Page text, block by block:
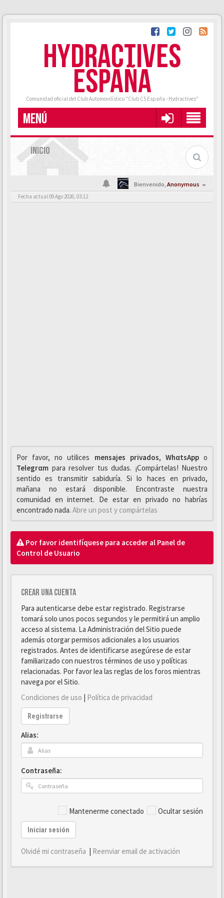
HYDRACTIVES
ESPAÑA
Comunidad oficial del Club Automovilístico "Club C5 España - Hydractives"
MENÚ
INICIO
Bienvenido,Anonymous
Fecha actual 09 Ago 2026, 03:12
Por favor, no utilices mensajes privados, WhαtsAppo
Telegrαm para resolver tus dudas. ¡Compártelas! Nuestro
sentido es transmitir sabiduría. Si lo haces en privado,
mañana no estará disponible. Encontraste nuestra
comunidad en internet. De estar en privado no habrías
encontrado nada. Abre un post y compártelas
Por favor identifíquese para acceder al Panel de
Control de Usuario
Crear una cuenta
Para autenticarse debe estar registrado. Registrarse
tomará solo unos pocos segundos y le permitirá un amplio
acceso al sistema. La Administración del Sitio puede
además otorgar permisos adicionales a los usuarios
registrados. Antes de identificarse asegúrese de estar
familiarizado con nuestros términos de uso y políticas
relacionadas. Por favor lea las reglas de los foros mientras
navega por el Sitio.
Condiciones de uso | Política de privacidad
Registrarse
Alias:
Contraseña:
Mantenerme conectado Ocultar sesión
Iniciar sesión
Olvidé mi contraseña | Reenviar email de activación